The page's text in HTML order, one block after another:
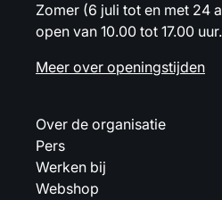
Zomer (6 juli tot en met 24
open van 10.00 tot 17.00 uur.
Meer over openingstijden
Over de organisatie
Pers
Werken bij
Webshop